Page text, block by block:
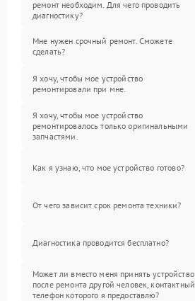
ремонт необходим. Для чего проводить
диагностику?
Мне нужен срочный ремонт. Сможете
сделать?
Я хочу, чтобы мое устройство
ремонтировали при мне.
Я хочу, чтобы мое устройство
ремонтировалось только оригинальными
запчастями.
Как я узнаю, что мое устройство готово?
От чего зависит срок ремонта техники?
Диагностика проводится бесплатно?
Может ли вместо меня принять устройство
после ремонта другой человек, контактный
телефон которого я предоставлю?